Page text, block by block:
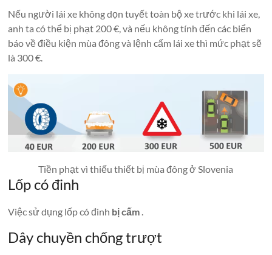
Nếu người lái xe không dọn tuyết toàn bộ xe trước khi lái xe,
anh ta có thể bị phạt 200 €, và nếu không tính đến các biển
báo về điều kiện mùa đông và lệnh cấm lái xe thì mức phạt sẽ
là 300 €.
Tiền phạt vì thiếu thiết bị mùa đông ở Slovenia
Lốp có đinh
Việc sử dụng lốp có đinh bị cấm .
Dây chuyền chống trượt